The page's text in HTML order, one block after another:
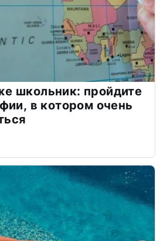
школьник: пройдите
в котором очень